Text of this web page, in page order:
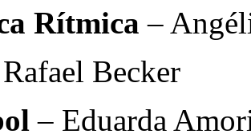
Rítmica –
Becker
– Eduarda